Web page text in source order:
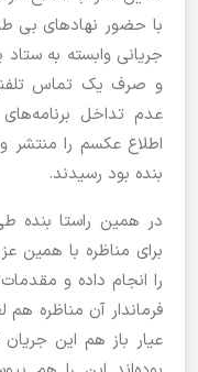
با حضور نهادهای بی
جریانی وابسته به ستاد
و صرف یک تماس
عدم تداخل
اطلاع عکسم را
بنده بود رسیدند.
در همین راستا بنده
برای مناظره با همین
را انجام داده و
فرماندار آن مناظره
عیار باز هم این